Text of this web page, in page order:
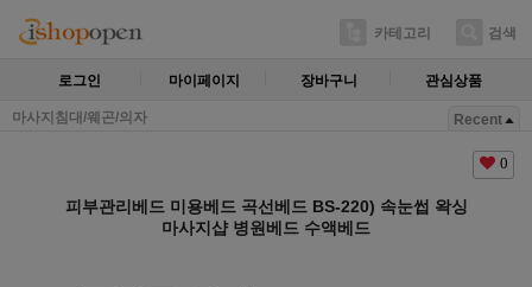
카테고리 검색
로그인 마이페이지 장바구니 관심상품
마사지침대/웨곤/의자 Recent
0
피부관리베드 미용베드 곡선베드 BS-220) 속눈썹 왁싱
마사지샵 병원베드 수액베드